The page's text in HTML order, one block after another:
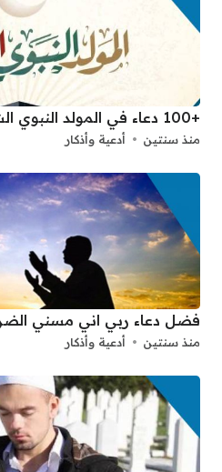
+100 دعاء في المولد النبوي الشريف 2024/1446
منذ سنتين أدعية وأذكار
فضل دعاء ربي اني مسني
منذ سنتين أدعية وأذكار